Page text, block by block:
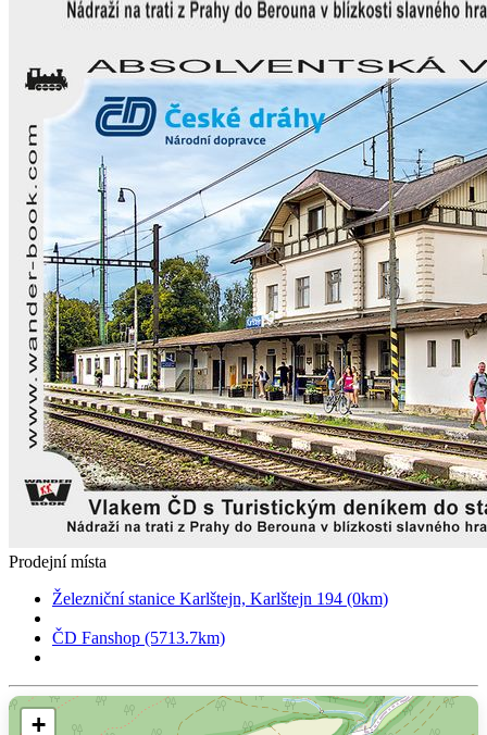
Prodejní místa
Železniční stanice Karlštejn, Karlštejn 194 (0km)
ČD Fanshop (5713.7km)
+